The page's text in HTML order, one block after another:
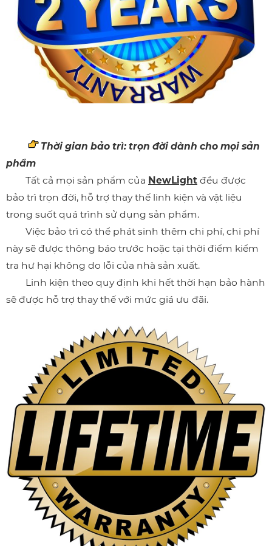
Thời gian bảo trì: trọn đời dành cho mọi sản
phẩm
Tất cả mọi sản phẩm của NewLight đều được
bảo trì trọn đời, hỗ trợ thay thế linh kiện và vật liệu
trong suốt quá trình sử dụng sản phẩm.
Việc bảo trì có thể phát sinh thêm chi phí, chi phí
này sẽ được thông báo trước hoặc tại thời điểm kiểm
tra hư hại không do lỗi của nhà sản xuất.
Linh kiện theo quy định khi hết thời hạn bảo hành
sẽ được hỗ trợ thay thế với mức giá ưu đãi.